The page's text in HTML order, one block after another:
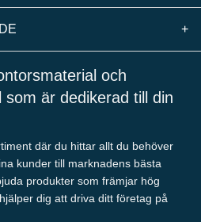
+
och
är dedikerad till din
där du hittar allt du behöver
kunder till marknadens bästa
produkter som främjar hög
dig att driva ditt företag på